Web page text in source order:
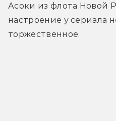
Асоки из флота Новой
настроение у сериала
торжественное.